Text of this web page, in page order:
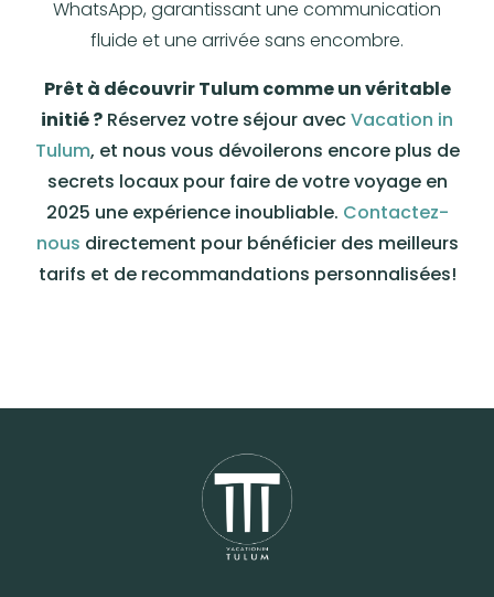
WhatsApp, garantissant une communication
fluide et une arrivée sans encombre.
Prêt à découvrir Tulum comme un véritable
initié ? Réservez votre séjour avecVacation in
Tulum, et nous vous dévoilerons encore plus de
secrets locaux pour faire de votre voyage en
2025 une expérience inoubliable. Contactez-
nous directement pour bénéficier des meilleurs
tarifs et de recommandations personnalisées!